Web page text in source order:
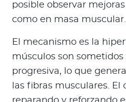
posible observar
como en masa muscular.
El mecanismo es la
músculos son sometidos
progresiva, lo que
las fibras musculares. El